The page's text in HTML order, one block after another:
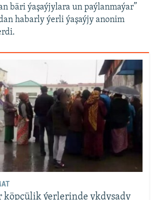
bäri ýaşaýjylara un paýlanmaýar”
habarly ýerli ýaşaýjy anonim
ýerlerinde ykdysady